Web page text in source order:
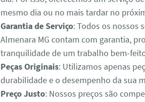
mesmo dia ou no mais tardar no
Garantia de Serviço: Todos os nossos
Almenara MG contam com garantia,
tranquilidade de um trabalho bem-
Peças Originais: Utilizamos apenas
durabilidade e o desempenho da sua
Preço Justo: Nossos preços são